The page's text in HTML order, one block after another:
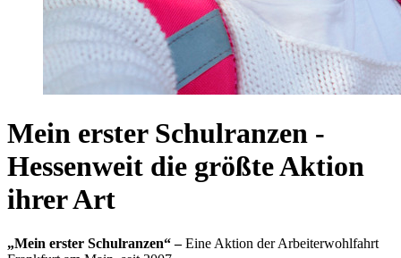
Mein erster Schulranzen -
Hessenweit die größte Aktion
ihrer Art
„Mein erster Schulranzen“ –Eine Aktion der Arbeiterwohlfahrt